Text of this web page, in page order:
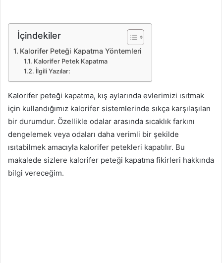
İçindekiler
Kalorifer Peteği Kapatma Yöntemleri
Kalorifer Petek Kapatma
İlgili Yazılar:
Kalorifer peteği kapatma, kış aylarında evlerimizi ısıtmak
için kullandığımız kalorifer sistemlerinde sıkça karşılaşılan
bir durumdur. Özellikle odalar arasında sıcaklık farkını
dengelemek veya odaları daha verimli bir şekilde
ısıtabilmek amacıyla kalorifer petekleri kapatılır. Bu
makalede sizlere kalorifer peteği kapatma fikirleri hakkında
bilgi vereceğim.